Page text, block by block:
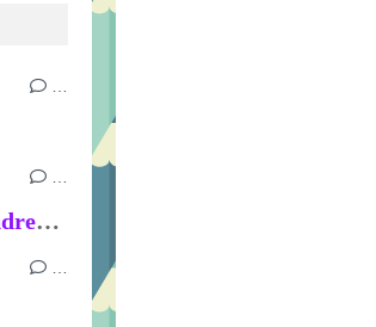
…
…
Semaine du mardi 16 au vendredi 19 juin
…